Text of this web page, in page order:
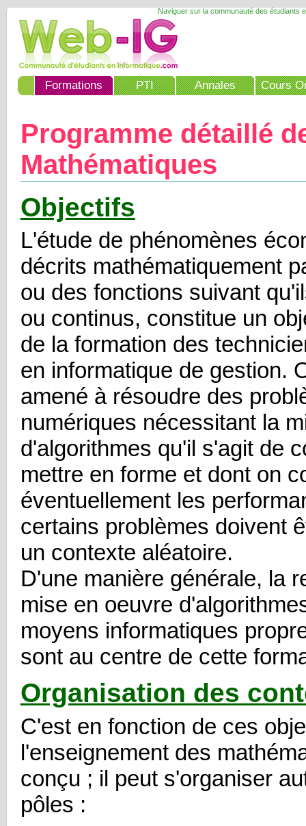
Naviguer sur la communauté des étudiants
Formations PTI Annales Cours
Programme détaillé
Mathématiques
Objectifs
L'étude de phénomènes
décrits mathématiquement
ou des fonctions suivant
ou continus, constitue un
de la formation des
en informatique de gestion.
amené à résoudre des
numériques nécessitant la
d'algorithmes qu'il s'agit de
mettre en forme et dont on
éventuellement les
certains problèmes doivent
un contexte aléatoire.
D'une manière générale, la
mise en oeuvre
moyens informatiques
sont au centre de cette
Organisation des
C'est en fonction de ces
l'enseignement des
conçu ; il peut s'organiser
pôles :